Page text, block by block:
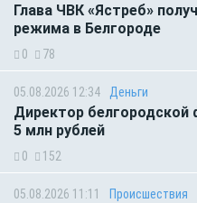
Глава ЧВК «Ястреб»
режима в Белгороде
0 78
05.08.2026 12:34 Деньги
Директор белгородской
5 млн рублей
0 152
05.08.2026 11:11 Происшествия